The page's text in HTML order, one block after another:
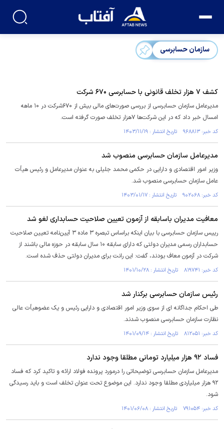
سازمان حسابرسی
کشف ۷ هزار تخلف قانونی با حسابرسی ۶۷۰ شرکت
مدیرعامل سازمان حسابرسی از بررسی صورت‌های مالی بیش از ۶۷۰شرکت در ۱۰ ماهه
امسال خبر داد که در این شرکت‌ها ۷هزار تخلف صورت گرفته است.
کد خبر: ۹۶۸۸۱۳ تاریخ انتشار : ۱۴۰۳/۱۱/۱۹
مدیرعامل سازمان حسابرسی منصوب شد
وزیر امور اقتصادی و دارایی در حکمی محمد جلیلی به عنوان مدیرعامل و رئیس هیأت
عامل سازمان حسابرسی منصوب شد.
کد خبر: ۹۰۲۰۶۸ تاریخ انتشار : ۱۴۰۳/۰۱/۱۷
معافیت مدیران باسابقه از آزمون تعیین صلاحیت حسابداری لغو شد
رییس سازمان حسابرسی با بیان اینکه براساس تبصره ۳ ماده ۳ آیین‌نامه تعیین صلاحیت
حسابداران رسمی مدیران دولتی که دارای سابقه ۱۰ سال سابقه در حوزه مالی باشند از
شرکت در آزمون معاف بودند، گفت: این رانت برای مدیران دولتی حذف شده است.
کد خبر: ۸۱۹۷۴۱ تاریخ انتشار : ۱۴۰۱/۱۰/۲۸
رئیس سازمان حسابرسی برکنار شد
طی احکام جداگانه ای از سوی وزیر امور اقتصادی و دارایی رئیس و یک عضوهیأت عالی
نظارت سازمان حسابرسی منصوب شدند.
کد خبر: ۸۱۲۰۵۱ تاریخ انتشار : ۱۴۰۱/۰۹/۱۴
فساد ۹۲ هزار میلیارد تومانی مطلقا وجود ندارد
مدیرعامل سازمان حسابرسی توضیحاتی را درمورد پرونده فولاد ارائه و تاکید کرد که فساد
۹۲ هزار میلیاردی مطلقا وجود ندارد. این موضوع تحت عنوان تخلف است و باید رسیدگی
شود.
کد خبر: ۷۹۱۰۵۴ تاریخ انتشار : ۱۴۰۱/۰۶/۰۸